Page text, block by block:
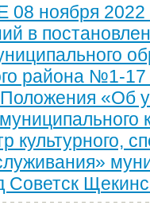
ноября 2022
в
района №1-17
«Об
культурного,
Советск